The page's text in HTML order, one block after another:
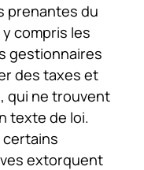
prenantes du
compris les
gestionnaires
des taxes et
qui ne trouvent
texte de loi.
certains
extorquent